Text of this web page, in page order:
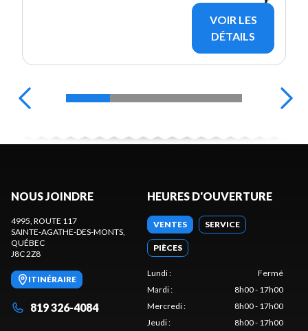
VOIR LES
DÉTAILS
NOUS JOINDRE
4995, ROUTE 117
SAINTE-AGATHE-DES-MONTS
QUÉBEC
J8C 2Z8
ITINÉRAIRE
819 326-4084
HEURES D'OUVERTURE
VENTES SERVICE
PIÈCES
Lundi:
Fermé
Mardi:
8h00 - 17h00
Mercredi:
8h00 - 17h00
Jeudi:
8h00 - 17h00